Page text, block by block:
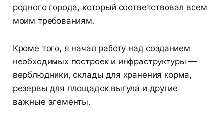
родного города, который соответствовал всем
моим требованиям.
Кроме того, я начал работу над созданием
необходимых построек и инфраструктуры —
верблюдники, склады для хранения корма,
резервы для площадок выгула и другие
важные элементы.